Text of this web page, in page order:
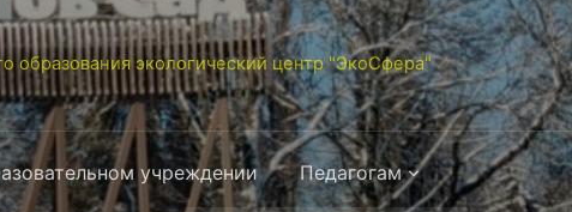
экологический центр "ЭкоСфера"
учреждении Педагогам